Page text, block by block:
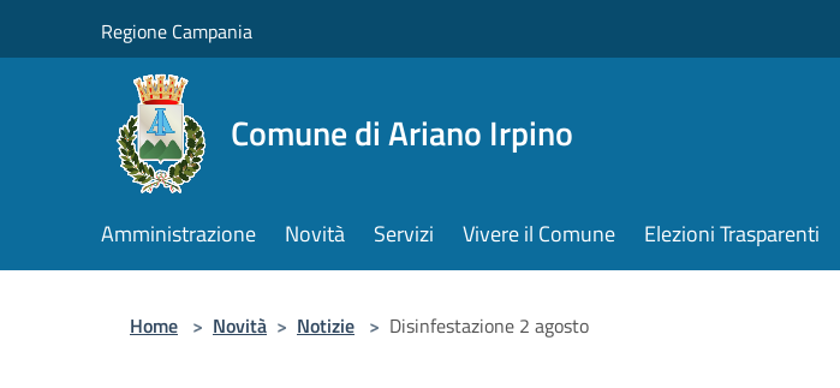
Regione Campania
Comune di Ariano Irpino
Amministrazione Novità Servizi Vivere il Comune Elezioni Trasparenti
Home > Novità > Notizie > Disinfestazione 2 agosto